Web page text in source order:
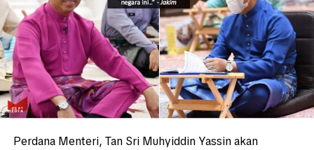
Perdana Menteri, Tan Sri Muhyiddin Yassin akan